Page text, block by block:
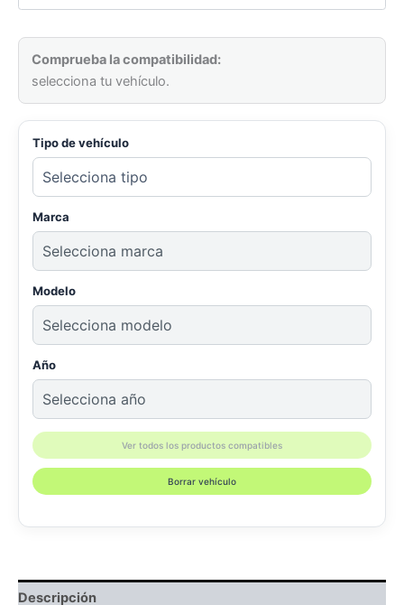
Comprueba la compatibilidad:
selecciona tu vehículo.
Tipo de vehículo
Marca
Modelo
Año
Ver todos los productos compatibles
Borrar vehículo
Descripción